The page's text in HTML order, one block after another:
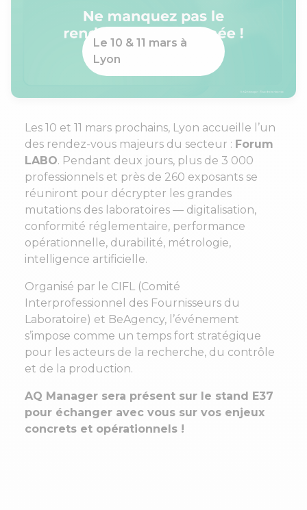
Le 10 & 11 mars à
Lyon
Les 10 et 11 mars prochains, Lyon accueille l’un
des rendez-vous majeurs du secteur : Forum
LABO. Pendant deux jours, plus de 3 000
professionnels et près de 260 exposants se
réuniront pour décrypter les grandes
mutations des laboratoires — digitalisation,
conformité réglementaire, performance
opérationnelle, durabilité, métrologie,
intelligence artificielle.
Organisé par le CIFL (Comité
Interprofessionnel des Fournisseurs du
Laboratoire) et BeAgency, l’événement
s’impose comme un temps fort stratégique
pour les acteurs de la recherche, du contrôle
et de la production.
AQ Manager sera présent sur le stand E37
pour échanger avec vous sur vos enjeux
concrets et opérationnels !